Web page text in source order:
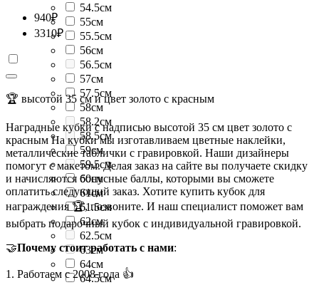
54.5см
55см
55.5см
56см
56.5см
57см
57.5см
58см
58.2см
58.5см
59см
59.5см
60см
61см
61.5см
62см
62.5см
63см
64см
64.5см
940₽
3310₽
🏆 высотой 35 см и цвет золото с красным
Наградные кубки с надписью высотой 35 см цвет золото с
красным На кубки мы изготавливаем цветные наклейки,
металлические таблички с гравировкой. Наши дизайнеры
помогут с макетом. Делая заказ на сайте вы получаете скидку
и начисляются бонусные баллы, которыми вы сможете
оплатить следующий заказ. Хотите купить кубок для
награждения 🏆, позвоните. И наш специалист поможет вам
выбрать подарочный кубок с индивидуальной гравировкой.
🤝Почему стоит работать с нами:
1. Работаем с 2008 года 👍